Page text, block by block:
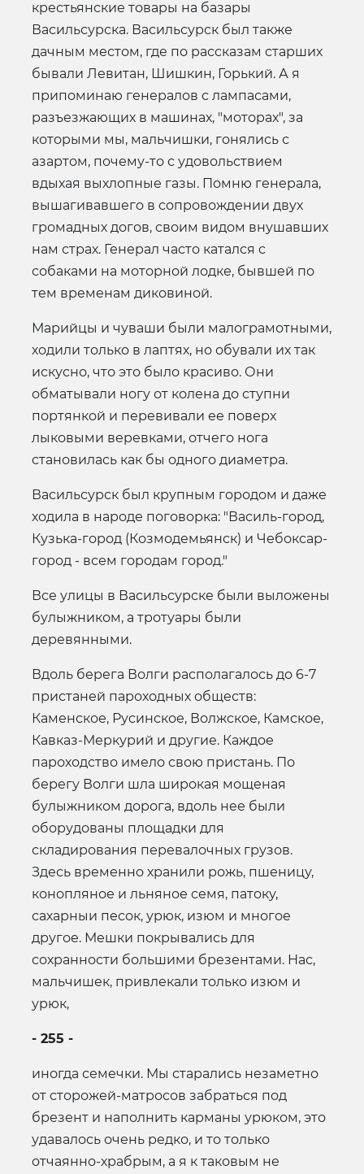
крестьянские товары на базары
Васильсурска. Васильсурск был также
дачным местом, где по рассказам старших
бывали Левитан, Шишкин, Горький. А я
припоминаю генералов с лампасами,
разъезжающих в машинах, "моторах", за
которыми мы, мальчишки, гонялись с
азартом, почему-то с удовольствием
вдыхая выхлопные газы. Помню генерала,
вышагивавшего в сопровождении двух
громадных догов, своим видом внушавших
нам страх. Генерал часто катался с
собаками на моторной лодке, бывшей по
тем временам диковиной.
Марийцы и чуваши были малограмотными,
ходили только в лаптях, но обували их так
искусно, что это было красиво. Они
обматывали ногу от колена до ступни
портянкой и перевивали ее поверх
лыковыми веревками, отчего нога
становилась как бы одного диаметра.
Васильсурск был крупным городом и даже
ходила в народе поговорка: "Василь-город,
Кузька-город (Козмодемьянск) и Чебоксар-
город - всем городам город."
Все улицы в Васильсурске были выложены
булыжником, а тротуары были
деревянными.
Вдоль берега Волги располагалось до 6-7
пристаней пароходных обществ:
Каменское, Русинское, Волжское, Камское,
Кавказ-Меркурий и другие. Каждое
пароходство имело свою пристань. По
берегу Волги шла широкая мощеная
булыжником дорога, вдоль нее были
оборудованы площадки для
складирования перевалочных грузов.
Здесь временно хранили рожь, пшеницу,
конопляное и льняное семя, патоку,
сахарныи песок, урюк, изюм и многое
другое. Мешки покрывались для
сохранности большими брезентами. Нас,
мальчишек, привлекали только изюм и
урюк,
- 255 -
иногда семечки. Мы старались незаметно
от сторожей-матросов забраться под
брезент и наполнить карманы урюком, это
удавалось очень редко, и то только
отчаянно-храбрым, а я к таковым не